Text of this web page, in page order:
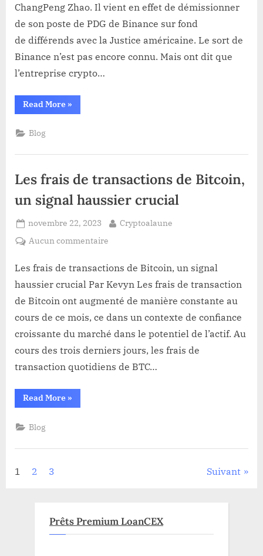
Coupable,
il
quitte
son
ChangPeng Zhao. Il vient en effet de démissionner
de son poste de PDG de Binance sur fond
de différends avec la Justice américaine. Le sort de
Binance n’est pas encore connu. Mais ont dit que
l’entreprise crypto…
Read More“Game
over
quitte
de
PDG
de
Binance !”
»
Blog
Les frais de transactions de Bitcoin,
un signal haussier crucial
Posted
on
novembre 22, 2023 By
Cryptoalaune
Aucun commentaire
frais
de
de
Bitcoin,
un
signal
haussier
Les frais de transactions de Bitcoin, un signal
haussier crucial Par Kevyn Les frais de transaction
de Bitcoin ont augmenté de manière constante au
cours de ce mois, ce dans un contexte de confiance
croissante du marché dans le potentiel de l’actif. Au
cours des trois derniers jours, les frais de
transaction quotidiens de BTC…
Read More“Les
frais
un
»
Blog
Pagination
publications
1 2 3 Suivant
Prêts Premium LoanCEX